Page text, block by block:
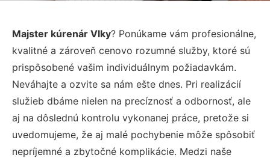
Majster kúrenár Vlky? Ponúkame vám profesionálne,
kvalitné a zároveň cenovo rozumné služby, ktoré sú
prispôsobené vašim individuálnym požiadavkám.
Neváhajte a ozvite sa nám ešte dnes. Pri realizácií
služieb dbáme nielen na precíznosť a odbornosť, ale
aj na dôslednú kontrolu vykonanej práce, pretože si
uvedomujeme, že aj malé pochybenie môže spôsobiť
nepríjemné a zbytočné komplikácie. Medzi naše